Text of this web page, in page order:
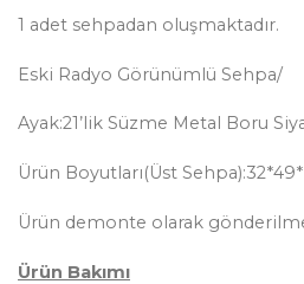
1 adet sehpadan oluşmaktadır.
Eski Radyo Görünümlü Sehpa/
Ayak:21’lik Süzme Metal Boru
Ürün Boyutları(Üst
Ürün demonte olarak
Ürün Bakımı